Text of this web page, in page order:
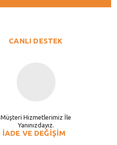
CANLI DESTEK
Müşteri Hizmetlerimiz İle
Yanınızdayız.
İADE VE DEĞİŞİM